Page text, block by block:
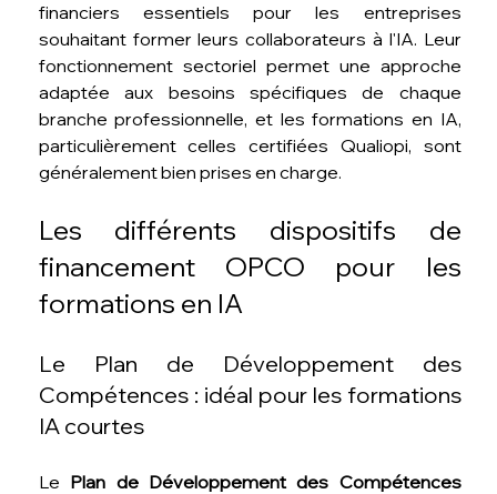
financiers essentiels pour les entreprises
souhaitant former leurs collaborateurs à l'IA. Leur
fonctionnement sectoriel permet une approche
adaptée aux besoins spécifiques de chaque
branche professionnelle, et les formations en IA,
particulièrement celles certifiées Qualiopi, sont
généralement bien prises en charge.
Les différents dispositifs de
financement OPCO pour les
formations en IA
Le Plan de Développement des
Compétences : idéal pour les formations
IA courtes
Le Plan de Développement des Compétences